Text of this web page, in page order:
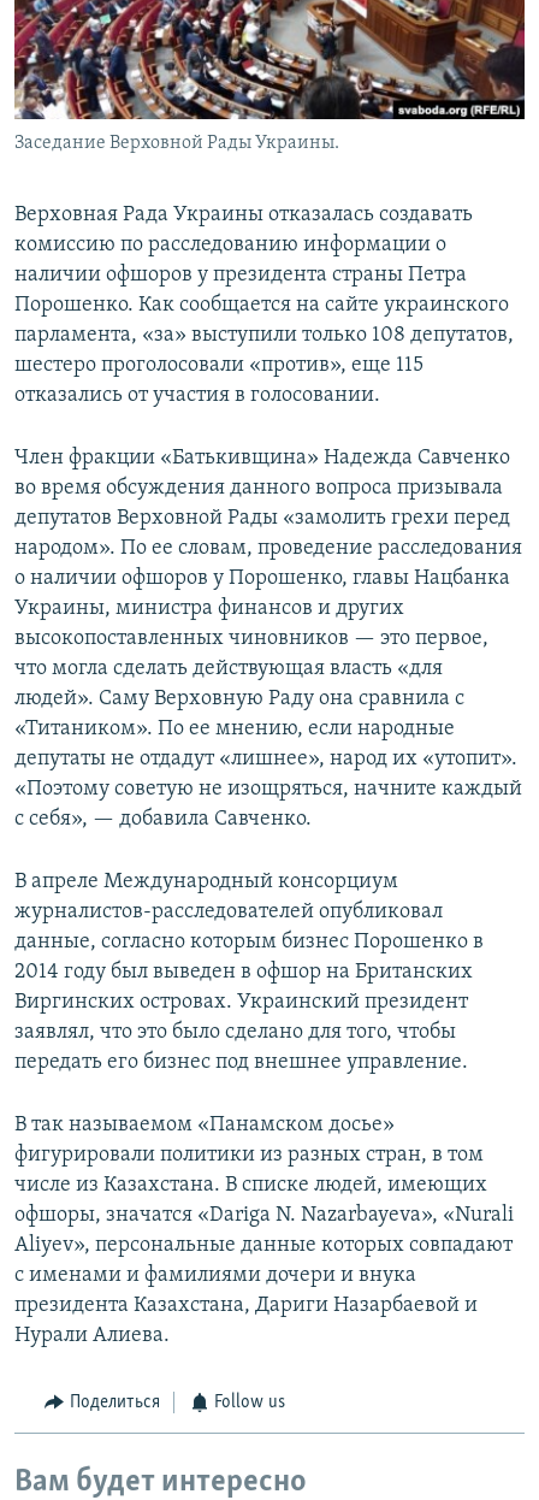
Заседание Верховной Рады Украины.
Верховная Рада Украины отказалась создавать
комиссию по расследованию информации о
наличии офшоров у президента страны Петра
Порошенко. Как сообщается на сайте украинского
парламента, «за» выступили только 108 депутатов,
шестеро проголосовали «против», еще 115
отказались от участия в голосовании.
Член фракции «Батькивщина» Надежда Савченко
во время обсуждения данного вопроса призывала
депутатов Верховной Рады «замолить грехи перед
народом». По ее словам, проведение расследования
о наличии офшоров у Порошенко, главы Нацбанка
Украины, министра финансов и других
высокопоставленных чиновников — это первое,
что могла сделать действующая власть «для
людей». Саму Верховную Раду она сравнила с
«Титаником». По ее мнению, если народные
депутаты не отдадут «лишнее», народ их «утопит».
«Поэтому советую не изощряться, начните каждый
с себя», — добавила Савченко.
В апреле Международный консорциум
журналистов-расследователей опубликовал
данные, согласно которым бизнес Порошенко в
2014 году был выведен в офшор на Британских
Виргинских островах. Украинский президент
заявлял, что это было сделано для того, чтобы
передать его бизнес под внешнее управление.
В так называемом «Панамском досье»
фигурировали политики из разных стран, в том
числе из Казахстана. В списке людей, имеющих
офшоры, значатся «Dariga N. Nazarbayeva», «Nurali
Aliyev», персональные данные которых совпадают
с именами и фамилиями дочери и внука
президента Казахстана, Дариги Назарбаевой и
Нурали Алиева.
Поделиться Follow us
Вам будет интересно